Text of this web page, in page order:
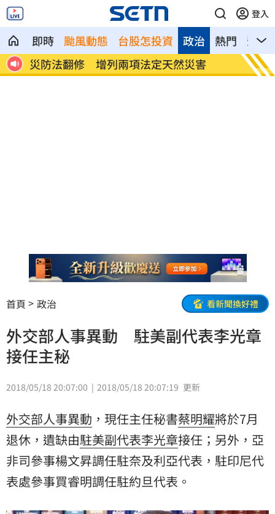
登入
即時 颱風動態 台股怎投資 熱門 影音
政治
心
災防法翻修 增列兩項法定天然災害
全聯
付」！
首頁 政治 看新聞換好禮
外交部人事異動 駐美副代表李光章
接任主秘
2018/05/18 20:07:00 2018/05/18 20:07:19 更新
外交部人事異動 ，現任主任秘書蔡明耀將於7月
退休 ，遺缺由駐美副代表李光章接任；另外，亞
非司參事楊文昇調任駐奈及利亞代表，駐印尼代
表處參事買睿明調任駐約旦代表。